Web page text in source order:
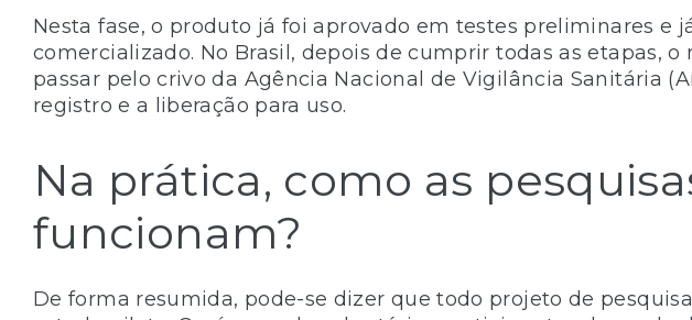
Nesta fase, o produto já foi aprovado em testes preliminares e
comercializado. No Brasil, depois de cumprir todas as etapas,
passar pelo crivo da Agência Nacional de Vigilância Sanitária
registro e a liberação para uso.
Na prática, como as
funcionam?
De forma resumida, pode-se dizer que todo projeto de